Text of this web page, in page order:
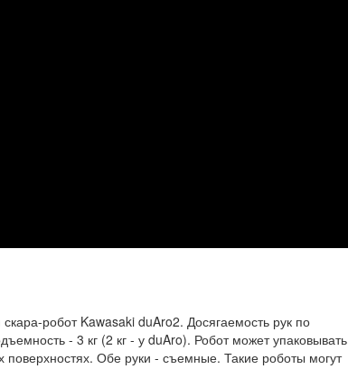
робот Kawasaki duAro2. Досягаемость рук по
- 3 кг (2 кг - у duAro). Робот может упаковывать
Обе руки - съемные. Такие роботы могут